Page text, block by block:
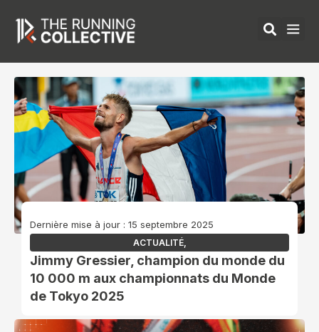
contenu
Dernière mise à jour : 15 septembre 2025
ACTUALITÉ,
Jimmy Gressier, champion du monde du
10 000 m aux championnats du Monde
de Tokyo 2025